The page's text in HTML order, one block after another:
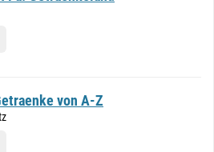
von A-Z